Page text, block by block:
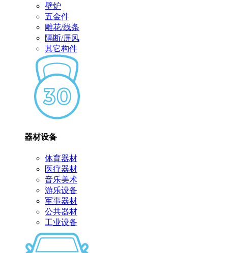
壁炉
五金件
雕花/线条
隔断/屏风
其它构件
器材设备
体育器材
医疗器材
音乐美术
游乐设备
军事器材
公共器材
工业设备